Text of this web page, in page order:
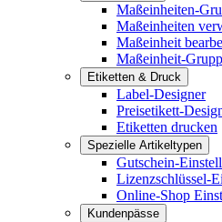
Maßeinheiten-
Maßeinheiten
Maßeinheit
Maßeinheit-
Etiketten & Druck
Label-Designer
Preisetikett-
Etiketten drucken
Spezielle Artikeltypen
Gutschein-
Lizenzschlüssel-
Online-Shop
Kundenpässe